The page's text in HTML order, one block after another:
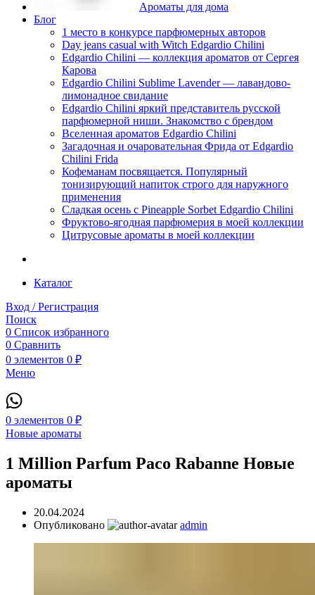
Ароматы для дома
Блог
1 место в конкурсе парфюмерных авторов
Day jeans casual with Witch Edgardio Chilini
Edgardio Chilini — коллекция ароматов от Сергея
Карова
Edgardio Chilini Sublime Lavender — лавандово-
лимонадное свидание
Edgardio Chilini яркий представитель русской
парфюмерной ниши. Знакомство с брендом
Вселенная ароматов Edgardio Chilini
Загадочная и очаровательная Фрида от Edgardio
Chilini Frida
Кофеманам посвящается. Популярный
тонизирующий напиток строго для наружного
применения
Сладкая осень с Pineapple Sorbet Edgardio Chilini
Фруктово-ягодная парфюмерия в моей коллекции
​Цитрусовые ароматы в моей коллекции
Каталог
Вход / Регистрация
Поиск
0 Список избранного
0 Сравнить
0 элементов 0 ₽
Меню
0 элементов 0 ₽
Новые ароматы
1 Million Parfum Paco Rabanne Новые
ароматы
20.04.2024
Опубликовано
admin